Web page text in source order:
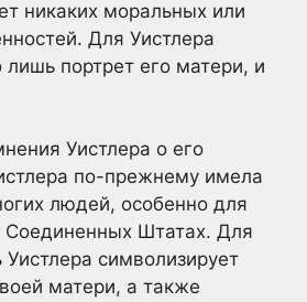
никаких моральных или
Для Уистлера
портрет его матери, и
Уистлера о его
по-прежнему имела
людей, особенно для
Соединенных Штатах. Для
символизирует
матери, а также